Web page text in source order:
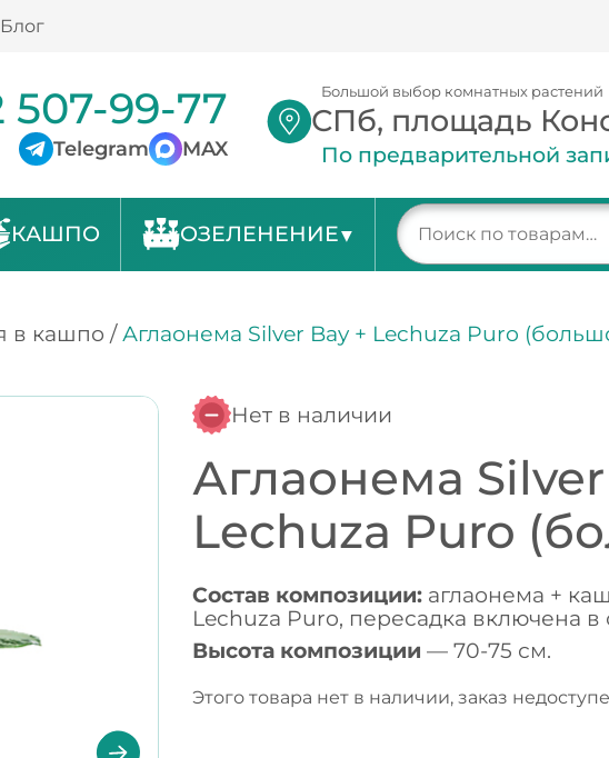
Блог
507-99-77
Telegram MAX
Большой выбор комнатных растений
СПб, площадь
По предварительной
КАШПО ОЗЕЛЕНЕНИЕ
в кашпо / Аглаонема Silver Bay + Lechuza Puro
Нет в наличии
Аглаонема Silver
Lechuza Puro
Состав композиции: аглаонема +
Lechuza Puro, пересадка включена в
Высота композиции — 70-75 см.
Этого товара нет в наличии, заказ